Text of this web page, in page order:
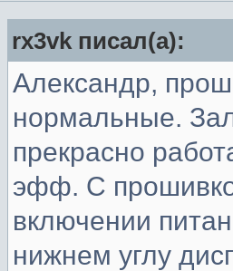
rx3vk писал(а):
Александр,
нормальные.
прекрасно
эфф. С
включении
нижнем углу